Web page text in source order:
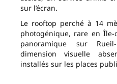
sur l’écran.
Le rooftop perché à 14
photogénique, rare en Île-
panoramique sur
dimension visuelle
installés sur les places